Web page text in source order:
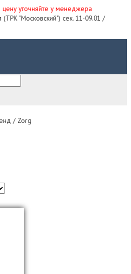
уточняйте у менеджера
(ТРК "Московский") сек. 11-09.01 /
/ Zorg